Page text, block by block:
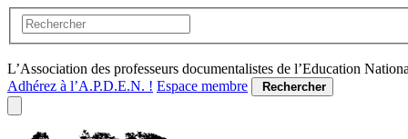
L’Association des professeurs documentalistes de l’Education
Adhérez à l’A.P.D.E.N. ! Espace membre Rechercher